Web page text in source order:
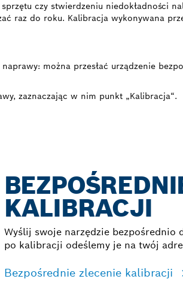
czy stwierdzeniu niedokładności
raz do roku. Kalibracja wykonywana
można przesłać urządzenie
zaznaczając w nim punkt „Kalibracja“.
KALIBRACJI
Wyślij swoje narzędzie bezpośrednio
po kalibracji odeślemy je na twój
Bezpośrednie zlecenie kalibracji